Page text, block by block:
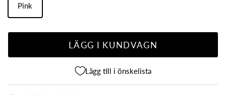
Pink
LÄGG I KUNDVAGN
Lägg till i önskelista